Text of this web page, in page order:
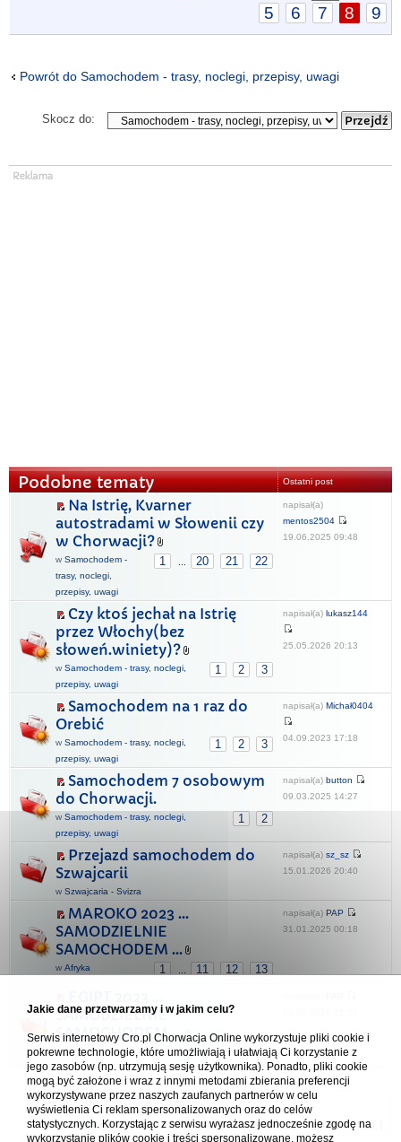
5 6 7 8 9
Powrót do Samochodem - trasy, noclegi, przepisy, uwagi
Skocz do:
Podobne tematy Ostatni post
Na Istrię, Kvarner
autostradami w Słowenii czy
w Chorwacji?
1 20 21 22
w Samochodem -
trasy, noclegi,
przepisy, uwagi
napisał(a)
mentos2504
19.06.2025 09:48
Czy ktoś jechał na Istrię
przez Włochy(bez
słoweń.winiety)?
1 2 3
w Samochodem - trasy, noclegi,
przepisy, uwagi
napisał(a) lukasz144
25.05.2026 20:13
Samochodem na 1 raz do
Orebić
1 2 3
w Samochodem - trasy, noclegi,
przepisy, uwagi
napisał(a) Michał0404
04.09.2023 17:18
Samochodem 7 osobowym
do Chorwacji.
1 2
w Samochodem - trasy, noclegi,
przepisy, uwagi
napisał(a) button
09.03.2025 14:27
Przejazd samochodem do
Szwajcarii
w Szwajcaria - Svizra
napisał(a) sz_sz
15.01.2026 20:40
MAROKO 2023 ...
SAMODZIELNIE
SAMOCHODEM ...
1 11 12 13
w Afryka
napisał(a) PAP
31.01.2025 00:18
SAMODZIELNIE
SAMOCHODEM ...
1 ... 5 6 7
wAfryka
Forum Chorwacja Online - Cro.pl
Usuń ciasteczka• Strefa czasowa: UTC + 1 (Polska - czas zimowy) [ DST
Jakie dane przetwarzamy i w jakim celu?
Serwis internetowy Cro.pl Chorwacja Online wykorzystuje pliki cookie i
pokrewne technologie, które umożliwiają i ułatwiają Ci korzystanie z
jego zasobów (np. utrzymują sesję użytkownika). Ponadto, pliki cookie
mogą być założone i wraz z innymi metodami zbierania preferencji
wykorzystywane przez naszych zaufanych partnerów w celu
wyświetlenia Ci reklam spersonalizowanych oraz do celów
statystycznych. Korzystając z serwisu wyrażasz jednocześnie zgodę na
wykorzystanie plików cookie i treści spersonalizowane, możesz